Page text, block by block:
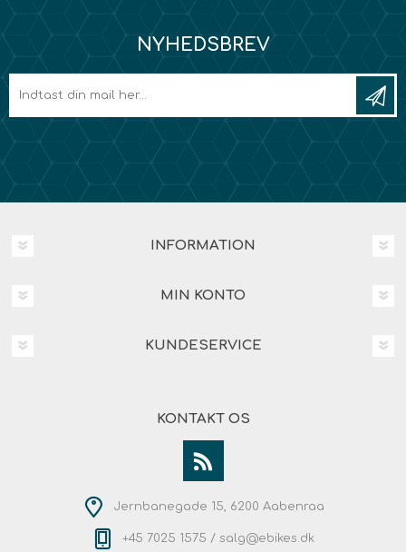
NYHEDSBREV
INFORMATION
MIN KONTO
KUNDESERVICE
KONTAKT OS
Jernbanegade 15, 6200 Aabenraa
+45 7025 1575 / salg@ebikes.dk